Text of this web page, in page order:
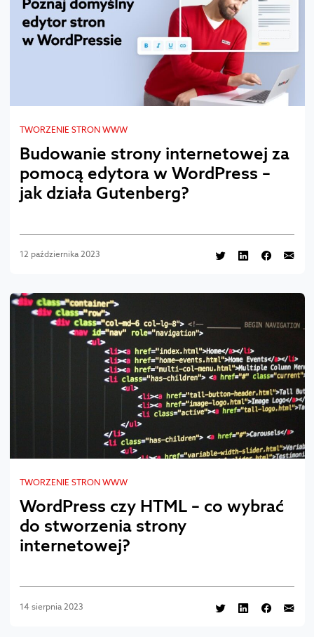
TWORZENIE STRON WWW
Budowanie strony internetowej za
pomocą edytora w WordPress –
jak działa Gutenberg?
12 października 2023
TWORZENIE STRON WWW
WordPress czy HTML – co wybrać
do stworzenia strony
internetowej?
14 sierpnia 2023